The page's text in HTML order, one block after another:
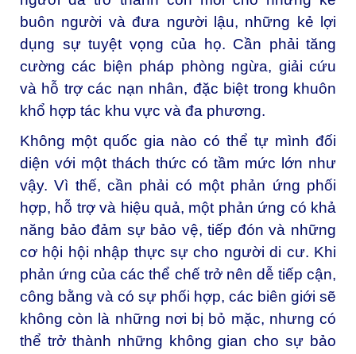
buôn người và đưa người lậu, những kẻ lợi
dụng sự tuyệt vọng của họ. Cần phải tăng
cường các biện pháp phòng ngừa, giải cứu
và hỗ trợ các nạn nhân, đặc biệt trong khuôn
khổ hợp tác khu vực và đa phương.
Không một quốc gia nào có thể tự mình đối
diện với một thách thức có tầm mức lớn như
vậy. Vì thế, cần phải có một phản ứng phối
hợp, hỗ trợ và hiệu quả, một phản ứng có khả
năng bảo đảm sự bảo vệ, tiếp đón và những
cơ hội hội nhập thực sự cho người di cư. Khi
phản ứng của các thể chế trở nên dễ tiếp cận,
công bằng và có sự phối hợp, các biên giới sẽ
không còn là những nơi bị bỏ mặc, nhưng có
thể trở thành những không gian cho sự bảo